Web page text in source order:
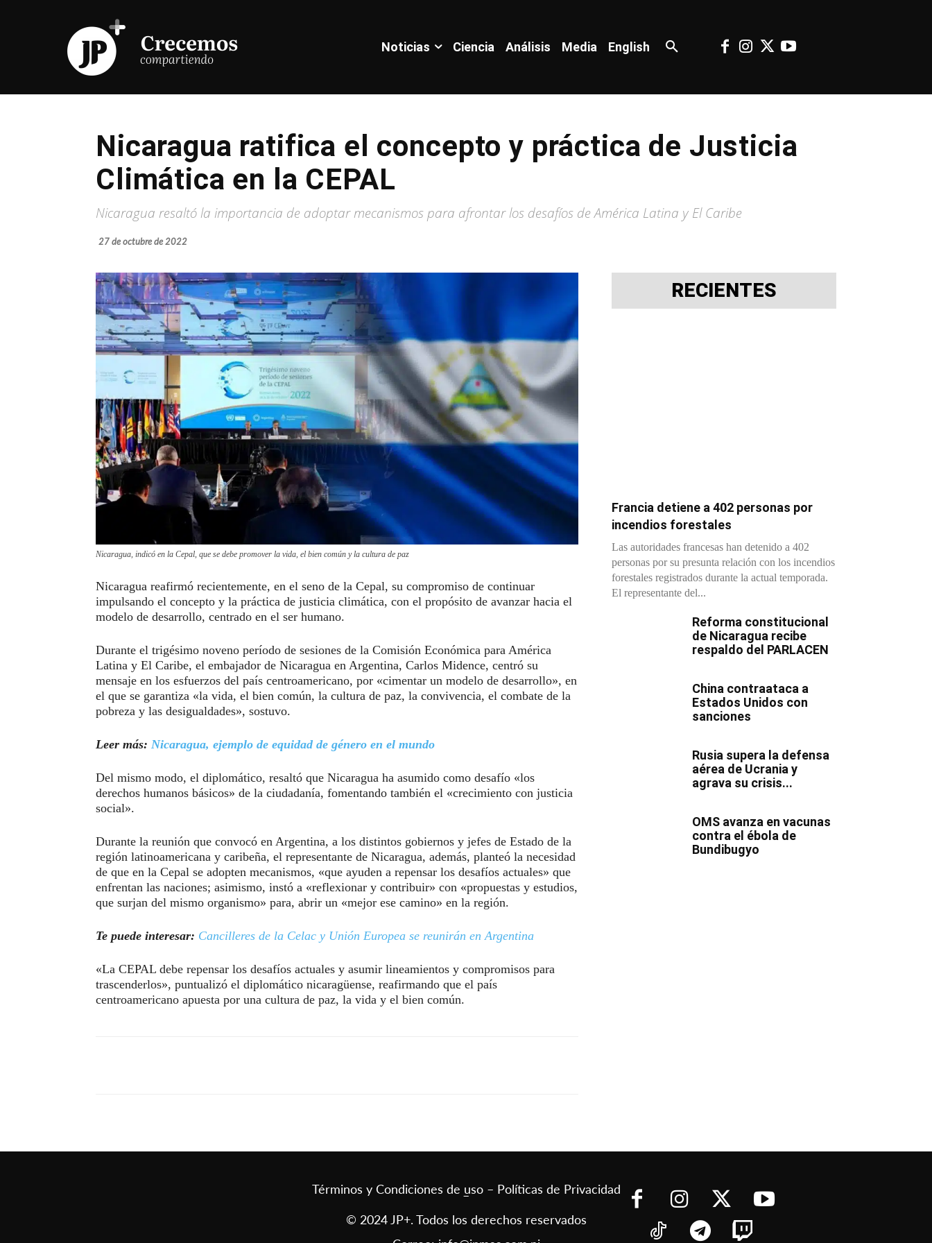
Noticias Ciencia Análisis Media English
Nicaragua ratifica el concepto y práctica de Justicia
Climática en la CEPAL
Nicaragua resaltó la importancia de adoptar mecanismos para afrontar los desafíos de América Latina y El Caribe
27 de octubre de 2022
Nicaragua, indicó en la Cepal, que se debe promover la vida, el bien común y la cultura de paz
Nicaragua reafirmó recientemente, en el seno de la Cepal, su compromiso de continuar
impulsando el concepto y la práctica de justicia climática, con el propósito de avanzar hacia el
modelo de desarrollo, centrado en el ser humano.
Durante el trigésimo noveno período de sesiones de la Comisión Económica para América
Latina y El Caribe, el embajador de Nicaragua en Argentina, Carlos Midence, centró su
mensaje en los esfuerzos del país centroamericano, por «cimentar un modelo de desarrollo», en
el que se garantiza «la vida, el bien común, la cultura de paz, la convivencia, el combate de la
pobreza y las desigualdades», sostuvo.
Leer más: Nicaragua, ejemplo de equidad de género en el mundo
Del mismo modo, el diplomático, resaltó que Nicaragua ha asumido como desafío «los
derechos humanos básicos» de la ciudadanía, fomentando también el «crecimiento con justicia
social».
Durante la reunión que convocó en Argentina, a los distintos gobiernos y jefes de Estado de la
región latinoamericana y caribeña, el representante de Nicaragua, además, planteó la necesidad
de que en la Cepal se adopten mecanismos, «que ayuden a repensar los desafíos actuales» que
enfrentan las naciones; asimismo, instó a «reflexionar y contribuir» con «propuestas y estudios,
que surjan del mismo organismo» para, abrir un «mejor ese camino» en la región.
Te puede interesar: Cancilleres de la Celac y Unión Europea se reunirán en Argentina
«La CEPAL debe repensar los desafíos actuales y asumir lineamientos y compromisos para
trascenderlos», puntualizó el diplomático nicaragüense, reafirmando que el país
centroamericano apuesta por una cultura de paz, la vida y el bien común.
RECIENTES
Francia detiene a 402 personas por
incendios forestales
Las autoridades francesas han detenido a 402
personas por su presunta relación con los incendios
forestales registrados durante la actual temporada.
El representante del...
Reforma constitucional
de Nicaragua recibe
respaldo del PARLACEN
China contraataca a
Estados Unidos con
sanciones
Rusia supera la defensa
aérea de Ucrania y
agrava su crisis...
OMS avanza en vacunas
contra el ébola de
Bundibugyo
Términos y Condiciones de uso – Políticas de Privacidad
–
© 2024 JP+. Todos los derechos reservados